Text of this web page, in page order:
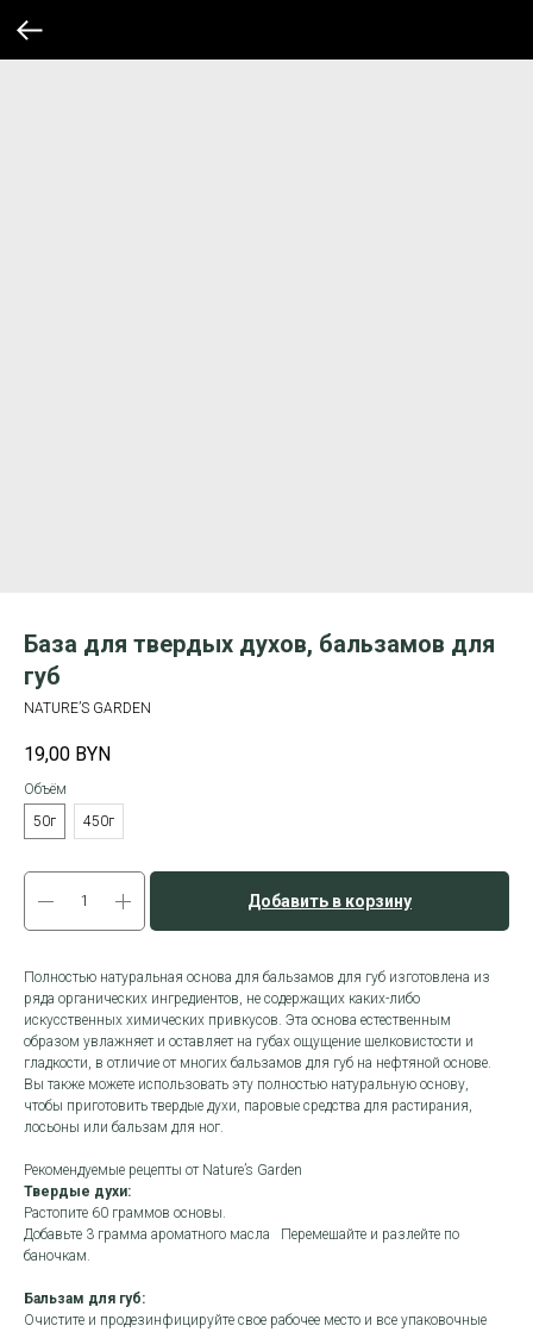
База для твердых духов, бальзамов для
губ
NATURE’S GARDEN
19,00 BYN
Объём
50г
450г
Добавить в корзину
Полностью натуральная основа для бальзамов для губ изготовлена ​​из
ряда органических ингредиентов, не содержащих каких-либо
искусственных химических привкусов. Эта основа естественным
образом увлажняет и оставляет на губах ощущение шелковистости и
гладкости, в отличие от многих бальзамов для губ на нефтяной основе.
Вы также можете использовать эту полностью натуральную основу,
чтобы приготовить твердые духи, паровые средства для растирания,
лосьоны или бальзам для ног.
Рекомендуемые рецепты от Nature’s Garden
Твердые духи:
Растопите 60 граммов основы.
Добавьте 3 грамма ароматного масла Перемешайте и разлейте по
баночкам.
Бальзам для губ:
Очистите и продезинфицируйте свое рабочее место и все упаковочные